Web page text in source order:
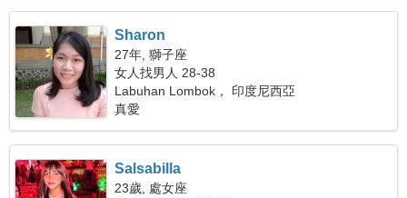
Sharon
27年, 獅子座
女人找男人 28-38
Labuhan Lombok， 印度尼西亞
真愛
Salsabilla
23歲, 處女座